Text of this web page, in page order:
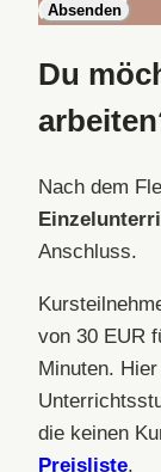
Absenden
Du
Nach dem
Anschluss.
von 30 EUR
Minuten.
die keinen
Preisliste.